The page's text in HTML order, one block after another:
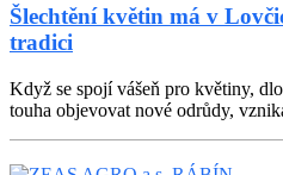
Šlechtění květin má v
tradici
Když se spojí vášeň pro květiny,
touha objevovat nové odrůdy,